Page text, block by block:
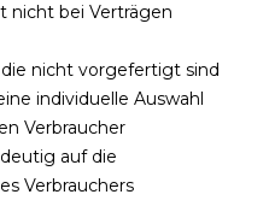
nicht bei Verträgen
nicht vorgefertigt sind
individuelle Auswahl
Verbraucher
auf die
Verbrauchers